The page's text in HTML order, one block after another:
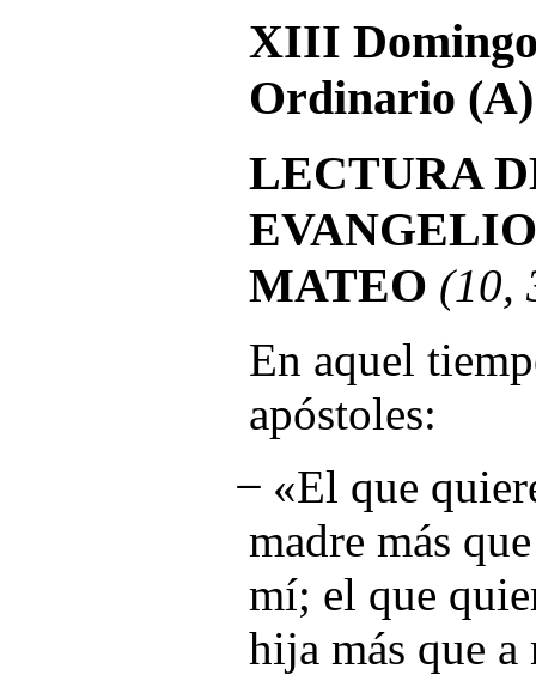
XIII
Ordinario (A)
LECTURA
MATEO (10,
En aquel
apóstoles:
«El que
madre más
mí; el que
hija más que